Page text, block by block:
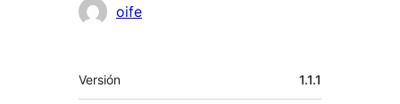
Colaboradores
oife
Meta
Versión 1.1.1